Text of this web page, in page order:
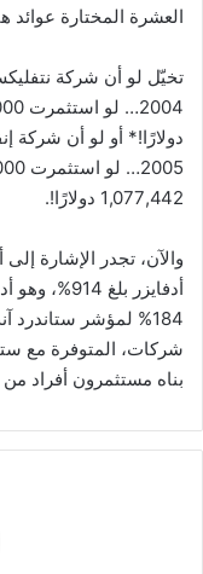
العشرة المختارة عوائد
1,077,442 دولارًا!.
والآن، تجدر الإشارة
أدفايزر
شركات، المتوفرة مع
بناه مستثمرون أفراد